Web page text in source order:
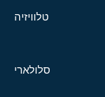
טלוויזיה
סלולארי